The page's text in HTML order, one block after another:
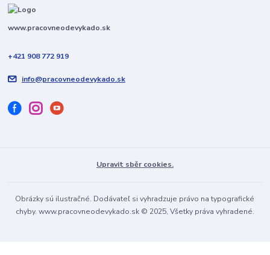
www.pracovneodevykado.sk
+421 908 772 919
info@pracovneodevykado.sk
Upravit sběr cookies.
Obrázky sú ilustračné. Dodávateľ si vyhradzuje právo na typografické
chyby. www.pracovneodevykado.sk © 2025, Všetky práva vyhradené.